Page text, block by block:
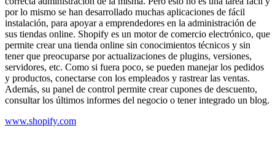
por lo mismo se han desarrollado muchas aplicaciones de fácil
instalación, para apoyar a emprendedores en la administración de
sus tiendas online. Shopify es un motor de comercio electrónico, que
permite crear una tienda online sin conocimientos técnicos y sin
tener que preocuparse por actualizaciones de plugins, versiones,
servidores, etc. Como si fuera poco, se pueden manejar los pedidos
y productos, conectarse con los empleados y rastrear las ventas.
Además, su panel de control permite crear cupones de descuento,
consultar los últimos informes del negocio o tener integrado un blog.
www.shopify.com